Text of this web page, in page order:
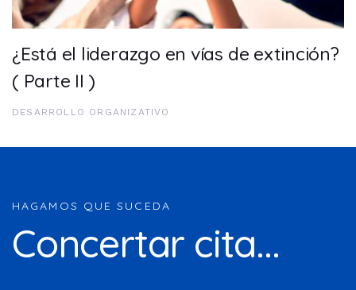
¿Está el liderazgo en vías de extinción?
( Parte II )
DESARROLLO ORGANIZATIVO
HAGAMOS QUE SUCEDA
Concertar cita...